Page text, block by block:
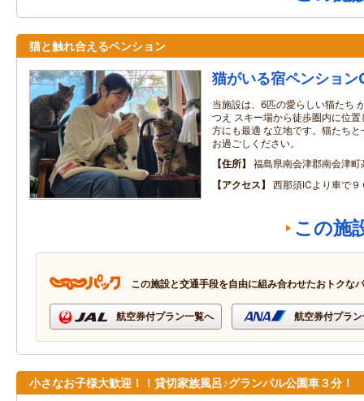
猫と触れ合えるペンション
猫がいる宿ペンション
当施設は、6匹の愛らしい猫たち
つえ スキー場から徒歩圏内に位
方にも最適 な立地です。猫たち
お過ごしください。
住所
福島県南会津郡南会津町
アクセス
西那須ICより車で９
この施
この施設と交通手段を自由に組み合わせたおトクな
航空券付プラン一覧へ 航空券付プラ
小さなお子様大歓迎！！貸切家族風呂♪グランパル公園車３分！